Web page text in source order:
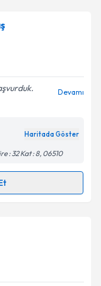
Devamı
Haritada Göster
: 32 Kat : 8, 06510
takvimi talebi
almanız için bir